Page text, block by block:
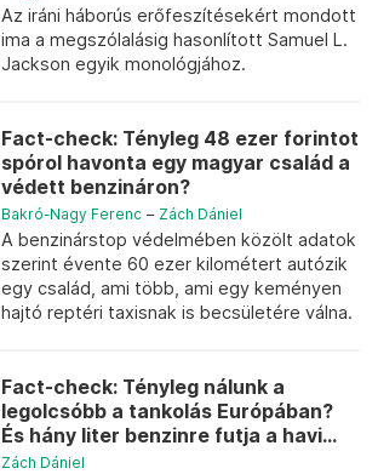
Az iráni háborús erőfeszítésekért mondott
ima a megszólalásig hasonlított Samuel L.
Jackson egyik monológjához.
Fact-check: Tényleg 48 ezer forintot
spórol havonta egy magyar család a
védett benzináron?
Bakró-Nagy Ferenc – Zách Dániel
A benzinárstop védelmében közölt adatok
szerint évente 60 ezer kilométert autózik
egy család, ami több, ami egy keményen
hajtó reptéri taxisnak is becsületére válna.
Fact-check: Tényleg nálunk a
legolcsóbb a tankolás Európában?
És hány liter benzinre futja a havi...
Zách Dániel